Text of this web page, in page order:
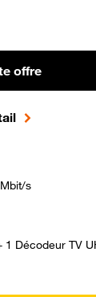
offre
s
1 Décodeur TV